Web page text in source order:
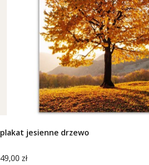
plakat jesienne drzewo
Cena
49,00 zł